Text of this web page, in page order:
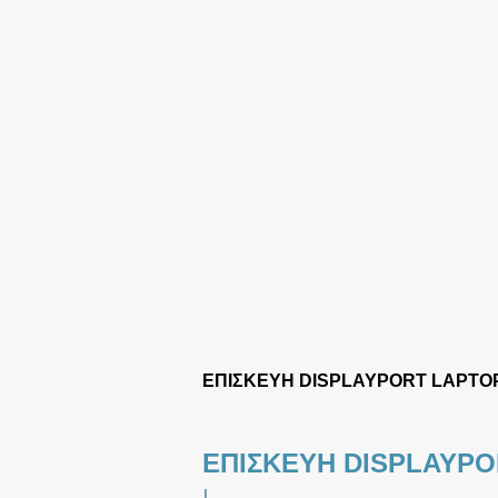
ΕΠΙΣΚΕΥΗ DISPLAYPORT
ΕΠΙΣΚΕΥΗ